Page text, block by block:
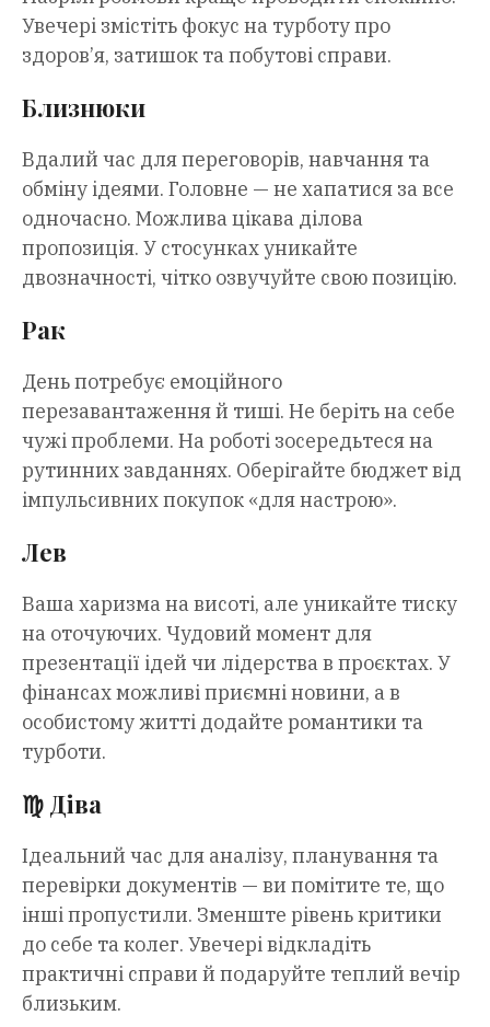
Увечері змістіть фокус на турботу про
здоров’я, затишок та побутові справи.
Близнюки
Вдалий час для переговорів, навчання та
обміну ідеями. Головне — не хапатися за все
одночасно. Можлива цікава ділова
пропозиція. У стосунках уникайте
двозначності, чітко озвучуйте свою позицію.
Рак
День потребує емоційного
перезавантаження й тиші. Не беріть на себе
чужі проблеми. На роботі зосередьтеся на
рутинних завданнях. Оберігайте бюджет від
імпульсивних покупок «для настрою».
Лев
Ваша харизма на висоті, але уникайте тиску
на оточуючих. Чудовий момент для
презентації ідей чи лідерства в проєктах. У
фінансах можливі приємні новини, а в
особистому житті додайте романтики та
турботи.
♍️ Діва
Ідеальний час для аналізу, планування та
перевірки документів — ви помітите те, що
інші пропустили. Зменште рівень критики
до себе та колег. Увечері відкладіть
практичні справи й подаруйте теплий вечір
близьким.